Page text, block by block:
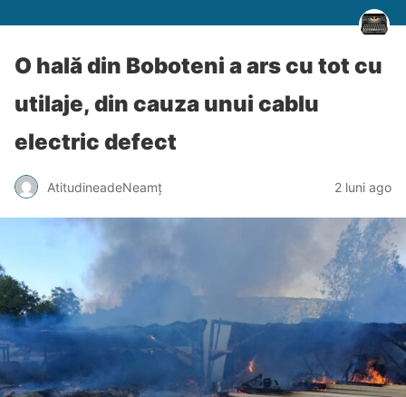
O hală din Boboteni a ars cu tot cu
utilaje, din cauza unui cablu
electric defect
AtitudineadeNeamț 2 luni ago